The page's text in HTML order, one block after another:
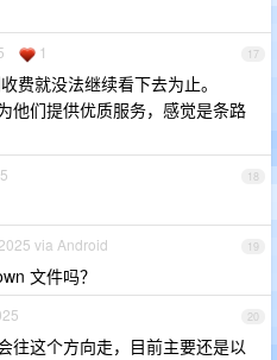
17
1
费就没法继续看下去为止。
他们提供优质服务，感觉是条路
18
19
via Android
文件吗？
20
往这个方向走，目前主要还是以